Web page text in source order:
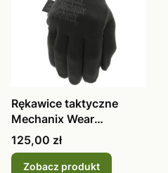
Rękawice taktyczne
Mechanix Wear
ColdWork Base Lay
Cena
125,00 zł
Zobacz produkt